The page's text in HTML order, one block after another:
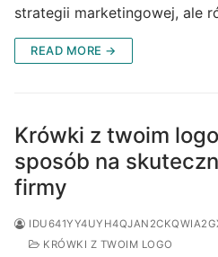
strategii marketingowej, ale
READ MORE →
Krówki z twoim
sposób na
firmy
KRÓWKI Z TWOIM LOGO